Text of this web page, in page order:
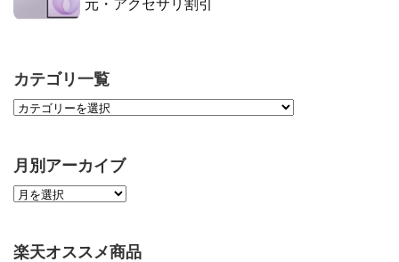
元・アクセサリ割引
カテゴリ一覧
月別アーカイブ
楽天オススメ商品